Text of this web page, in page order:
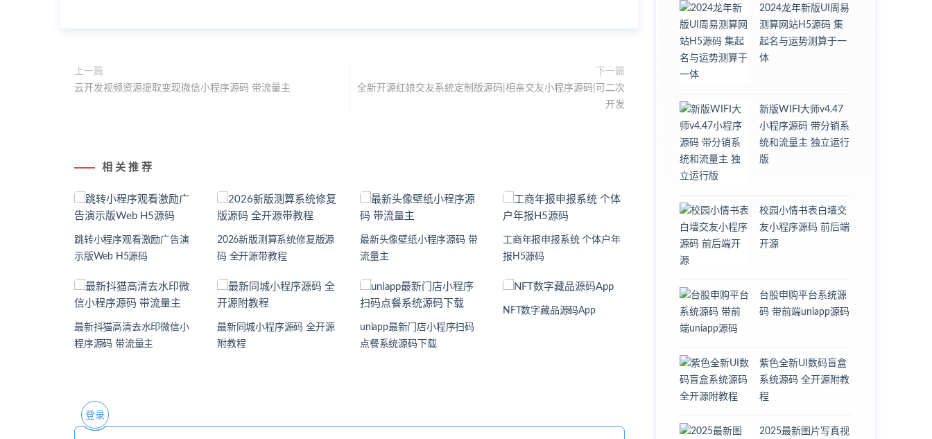
上一篇
云开发视频资源提取变现微信小程序源码 带流量主
下一篇
全新开源红娘交友系统定制版源码|相亲交友小程序源码|可二次
开发
相 关 推 荐
跳转小程序观看激励广告演
示版Web H5源码
2026新版测算系统修复版源
码 全开源带教程
最新头像壁纸小程序源码 带
流量主
工商年报申报系统 个体户年
报H5源码
最新抖猫高清去水印微信小
程序源码 带流量主
最新同城小程序源码 全开源
附教程
uniapp最新门店小程序扫码
点餐系统源码下载
NFT数字藏品源码App
登录
2024龙年新版UI周易
测算网站H5源码 集
起名与运势测算于一
体
新版WIFI大师v4.47
小程序源码 带分销系
统和流量主 独立运行
版
校园小情书表白墙交
友小程序源码 前后端
开源
台股申购平台系统源
码 带前端uniapp源码
紫色全新UI数码盲盒
系统源码 全开源附教
程
2025最新图片写真视